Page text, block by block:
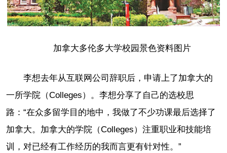
加拿大多伦多大学校园景色资料图片
李想去年从互联网公司辞职后，申请上了加拿大的
一所学院（Colleges）。李想分享了自己的选校思
路：“在众多留学目的地中，我做了不少功课最后选择了
加拿大。加拿大的学院（Colleges）注重职业和技能培
训，对已经有工作经历的我而言更有针对性。”